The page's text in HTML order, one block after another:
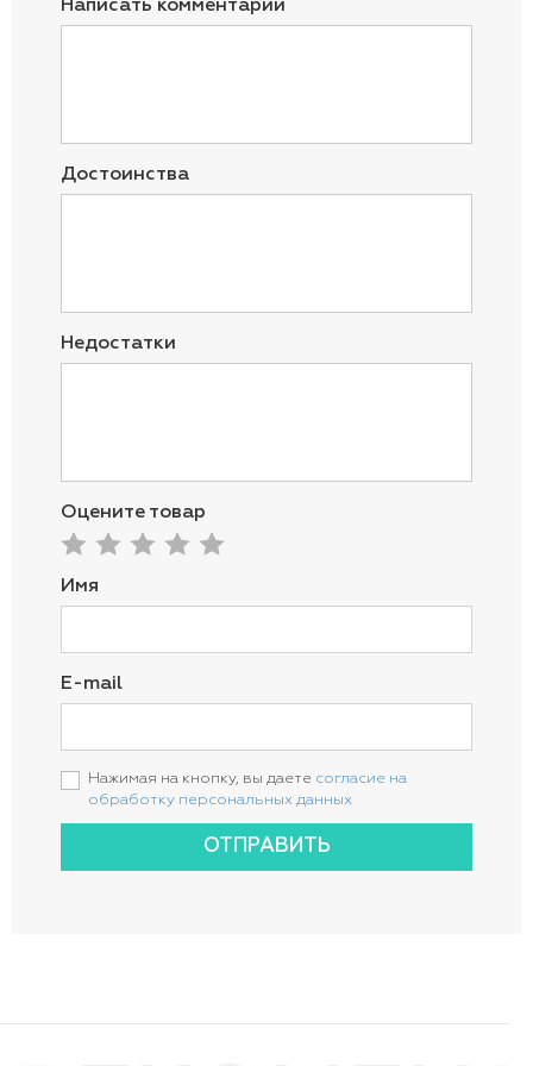
Написать комментарий
Достоинства
Недостатки
Оцените товар
Имя
E-mail
Нажимая на кнопку, вы даете согласие на
обработку персональных данных
ОТПРАВИТЬ